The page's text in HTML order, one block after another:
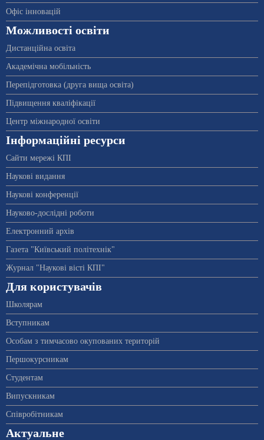
Офіс інновацій
Можливості освіти
Дистанційна освіта
Академічна мобільність
Перепідготовка (друга вища освіта)
Підвищення кваліфікації
Центр міжнародної освіти
Інформаційні ресурси
Сайти мережі КПІ
Наукові видання
Наукові конференції
Науково-дослідні роботи
Електронний архів
Газета "Київський політехнік"
Журнал "Наукові вісті КПІ"
Для користувачів
Школярам
Вступникам
Особам з тимчасово окупованих територій
Першокурсникам
Студентам
Випускникам
Співробітникам
Актуальне